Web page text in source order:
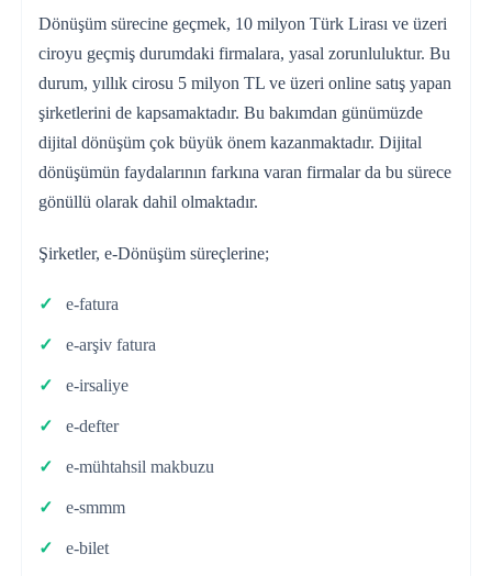
Dönüşüm sürecine geçmek, 10 milyon Türk Lirası ve üzeri
ciroyu geçmiş durumdaki firmalara, yasal zorunluluktur. Bu
durum, yıllık cirosu 5 milyon TL ve üzeri online satış yapan
şirketlerini de kapsamaktadır. Bu bakımdan günümüzde
dijital dönüşüm çok büyük önem kazanmaktadır. Dijital
dönüşümün faydalarının farkına varan firmalar da bu sürece
gönüllü olarak dahil olmaktadır.
Şirketler, e-Dönüşüm süreçlerine;
e-fatura
e-arşiv fatura
e-irsaliye
e-defter
e-mühtahsil makbuzu
e-smmm
e-bilet